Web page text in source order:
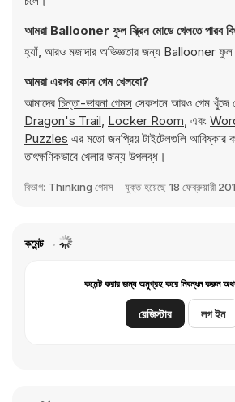
আমরা Ballooner ফুল স্ক্রিন মোডে খেলতে পারব
হ্যাঁ, আরও মজাদার অভিজ্ঞতার জন্য Ballooner ফুল
আমরা এরপর কোন গেম খেলবো?
আমাদের চিন্তা-ভাবনা গেমস সেকশনে আরও গেম খুঁজে
Dragon's Trail, Locker Room, এবং
Puzzles এর মতো জনপ্রিয় টাইটেলগুলি
তাৎক্ষণিকভাবে খেলার জন্য উপলব্ধ।
বিভাগ: Thinking গেমস যুক্ত হয়েছে 18 ফেব্রুয়ারী
কমেন্ট
কমেন্ট করার জন্য অনুগ্রহ করে নিবন্ধন করুন
রেজিস্টার লগ ইন